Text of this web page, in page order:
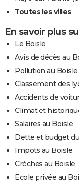
Toutes les villes
En savoir plus
Le Boisle
Avis de décès au
Pollution au Boisle
Classement des
Accidents de
Climat et
Salaires au Boisle
Dette et budget
Impôts au Boisle
Crèches au Boisle
Ecole privée au